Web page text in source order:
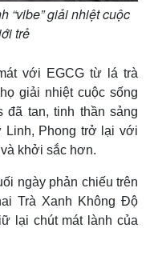
“vibe” giải nhiệt cuộc
trẻ
với EGCG từ lá trà
giải nhiệt cuộc sống
đã tan, tinh thần sảng
Linh, Phong trở lại với
khởi sắc hơn.
ngày phản chiếu trên
Trà Xanh Không Độ
lại chút mát lành của